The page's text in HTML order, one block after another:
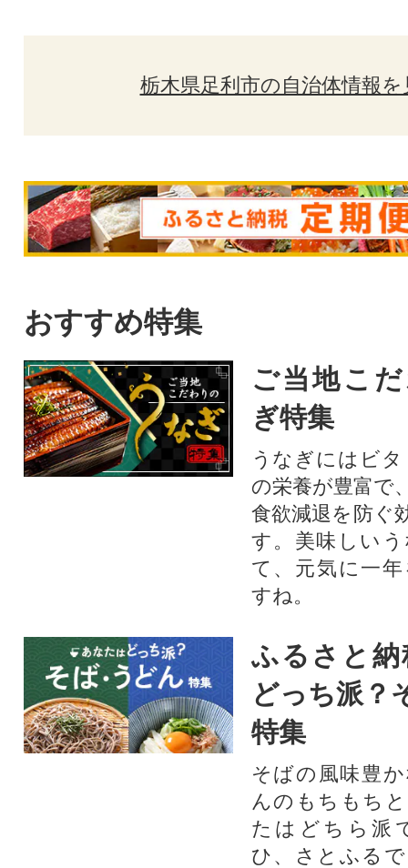
栃木県足利市の自治体情報を
おすすめ特集
ご当地こ
ぎ特集
うなぎにはビ
の栄養が豊富で
食欲減退を防ぐ
す。美味しい
て、元気に一
すね。
ふるさと
どっち派？
特集
そばの風味豊
んのもちもち
たはどちら派
ひ、さとふる